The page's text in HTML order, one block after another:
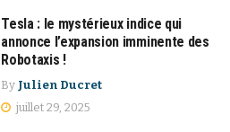
Tesla : le mystérieux indice qui
annonce l’expansion imminente des
Robotaxis !
By Julien Ducret
juillet 29, 2025